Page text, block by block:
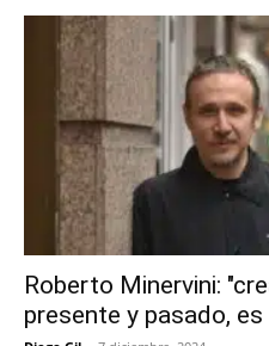
Roberto Minervini:
presente y pasado, es